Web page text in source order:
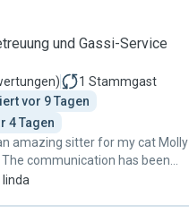
und Gassi-Service
) 1 Stammgast
vor 9 Tagen
4 Tagen
amazing sitter for my cat Molly
communication has been
disponibility and kindness. "